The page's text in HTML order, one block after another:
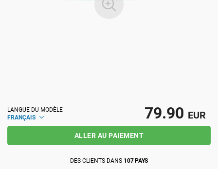
Laboratoires
LANGUE DU MODÈLE
FRANÇAIS
79.90 EUR
ALLER AU PAIEMENT
DES CLIENTS DANS 107 PAYS